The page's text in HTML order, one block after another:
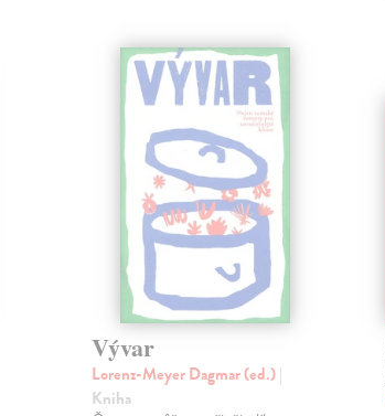
Vývar
Lorenz-Meyer Dagmar (ed.)|
Kniha